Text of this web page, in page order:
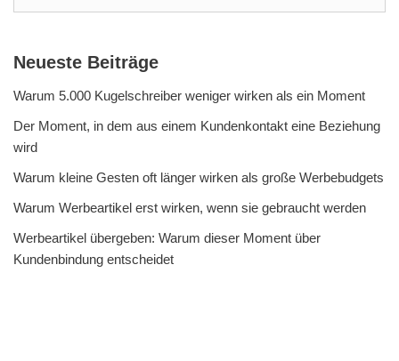
Neueste Beiträge
Warum 5.000 Kugelschreiber weniger wirken als ein Moment
Der Moment, in dem aus einem Kundenkontakt eine Beziehung
wird
Warum kleine Gesten oft länger wirken als große Werbebudgets
Warum Werbeartikel erst wirken, wenn sie gebraucht werden
Werbeartikel übergeben: Warum dieser Moment über
Kundenbindung entscheidet